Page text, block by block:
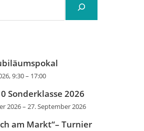
9:30– 17:00
Sonderklasse 2026
2026– 27. September 2026
am Markt“– Turnier